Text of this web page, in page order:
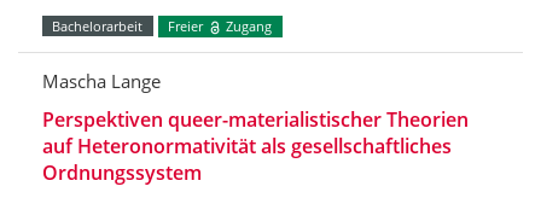
Bachelorarbeit Freier Zugang
Mascha Lange
Perspektiven queer-materialistischer Theorien
auf Heteronormativität als gesellschaftliches
Ordnungssystem